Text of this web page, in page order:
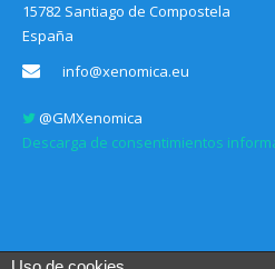
15782 Santiago de Compostela
España
info@xenomica.eu
@GMXenomica
Descarga de consentimientos